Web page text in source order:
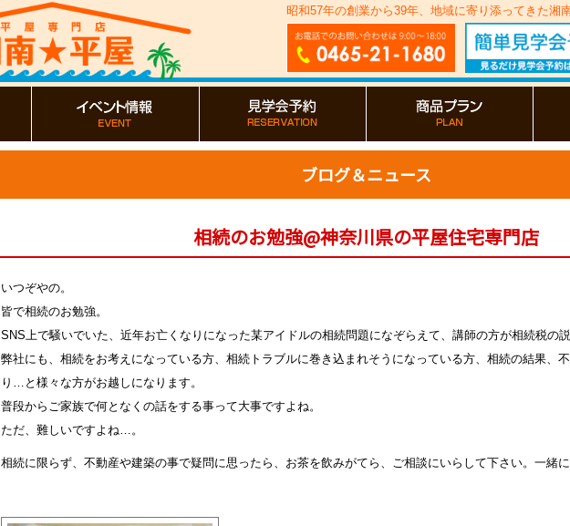
昭和57年の創業から39年、地域に寄り添ってきた湘
ブログ＆ニュース
相続のお勉強@神奈川県の平屋住宅専門店
いつぞやの。
皆で相続のお勉強。
SNS上で騒いでいた、近年お亡くなりになった某アイドルの相続問題になぞらえて、講師の方が相続税の説
弊社にも、相続をお考えになっている方、相続トラブルに巻き込まれそうになっている方、相続の結果、
り…と様々な方がお越しになります。
普段からご家族で何となくの話をする事って大事ですよね。
ただ、難しいですよね…。
相続に限らず、不動産や建築の事で疑問に思ったら、お茶を飲みがてら、ご相談にいらして下さい。一緒に